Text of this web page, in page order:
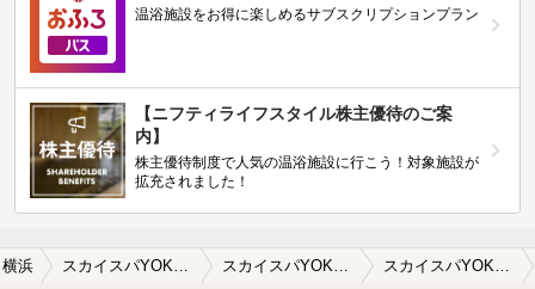
温浴施設をお得に楽しめるサブスクリプションプラン
【ニフティライフスタイル株主優待のご案
内】
株主優待制度で人気の温浴施設に行こう！対象施設が
拡充されました！
横浜 スカイスパYOKOHAMA（スカイスパヨコハマ） スカイスパYOKOHAMA（スカイスパヨコハマ）の口コミ一覧 スカイスパYOKOHAMA（スカイスパヨコハマ）の口コミ お風呂はそこそこ良かったですが、写真と…